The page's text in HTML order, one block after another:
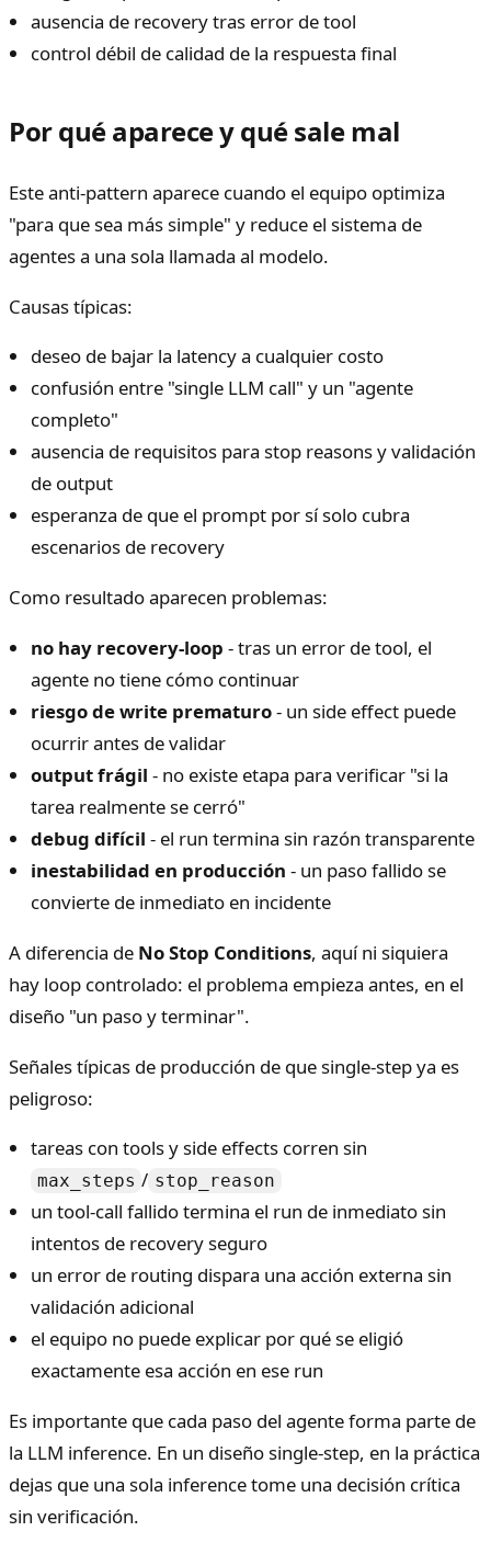
ausencia de recovery tras error de tool
control débil de calidad de la respuesta final
Por qué aparece y qué sale mal
Este anti-pattern aparece cuando el equipo optimiza
"para que sea más simple" y reduce el sistema de
agentes a una sola llamada al modelo.
Causas típicas:
deseo de bajar la latency a cualquier costo
confusión entre "single LLM call" y un "agente
completo"
ausencia de requisitos para stop reasons y validación
de output
esperanza de que el prompt por sí solo cubra
escenarios de recovery
Como resultado aparecen problemas:
no hay recovery-loop - tras un error de tool, el
agente no tiene cómo continuar
riesgo de write prematuro- un side effect puede
ocurrir antes de validar
output frágil - no existe etapa para verificar "si la
tarea realmente se cerró"
debug difícil - el run termina sin razón transparente
inestabilidad en producción - un paso fallido se
convierte de inmediato en incidente
A diferencia de No Stop Conditions, aquí ni siquiera
hay loop controlado: el problema empieza antes, en el
diseño "un paso y terminar".
Señales típicas de producción de que single-step ya es
peligroso:
tareas con tools y side effects corren sin
max_steps / stop_reason
un tool-call fallido termina el run de inmediato sin
intentos de recovery seguro
un error de routing dispara una acción externa sin
validación adicional
el equipo no puede explicar por qué se eligió
exactamente esa acción en ese run
Es importante que cada paso del agente forma parte de
la LLM inference. En un diseño single-step, en la práctica
dejas que una sola inference tome una decisión crítica
sin verificación.